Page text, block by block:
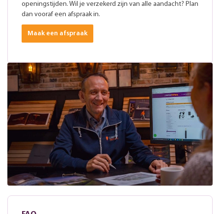
openingstijden. Wil je verzekerd zijn van alle aandacht? Plan
dan vooraf een afspraak in.
Maak een afspraak